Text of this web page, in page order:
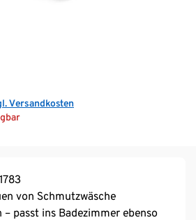
Versandkosten
von Schmutzwäsche
– passt ins Badezimmer ebenso